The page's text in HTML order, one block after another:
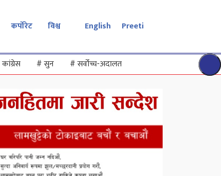
कर्पोरेट विश्व English Preeti
कांग्रेस #सुन #सर्वोच्च-अदालत